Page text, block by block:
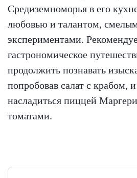
Средиземноморья в его
любовью и талантом,
экспериментами.
гастрономическое
продолжить познавать
попробовав салат с крабом,
насладиться пиццей
томатами.